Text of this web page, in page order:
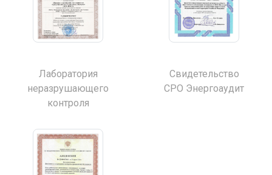
Лаборатория
неразрушающего
контроля
Свидетельство
СРО Энергоаудит